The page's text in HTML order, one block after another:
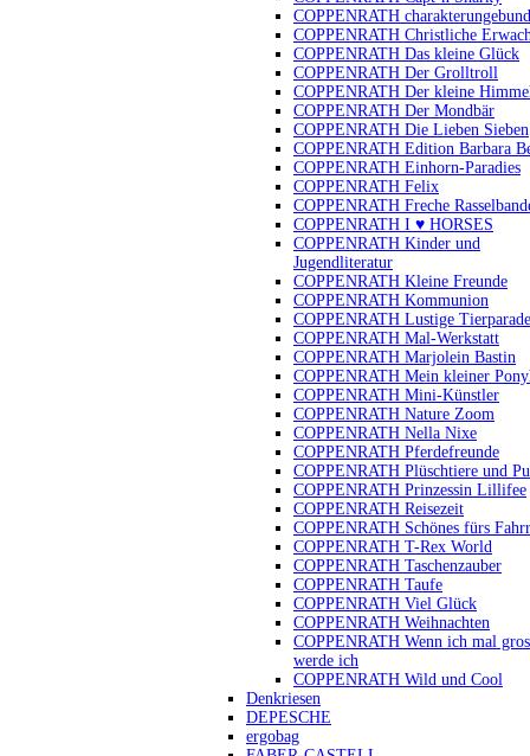
COPPENRATH
COPPENRATH Christliche
COPPENRATH Das kleine Glück
COPPENRATH Der Grolltroll
COPPENRATH Der kleine
COPPENRATH Der Mondbär
COPPENRATH Die Lieben Sieben
COPPENRATH Edition Barbara
COPPENRATH Einhorn-Paradies
COPPENRATH Felix
COPPENRATH Freche
COPPENRATH I ♥ HORSES
COPPENRATH Kinder und
Jugendliteratur
COPPENRATH Kleine Freunde
COPPENRATH Kommunion
COPPENRATH Lustige Tierparade
COPPENRATH Mal-Werkstatt
COPPENRATH Marjolein Bastin
COPPENRATH Mein kleiner
COPPENRATH Mini-Künstler
COPPENRATH Nature Zoom
COPPENRATH Nella Nixe
COPPENRATH Pferdefreunde
COPPENRATH Plüschtiere und
COPPENRATH Prinzessin Lillifee
COPPENRATH Reisezeit
COPPENRATH Schönes fürs
COPPENRATH T-Rex World
COPPENRATH Taschenzauber
COPPENRATH Taufe
COPPENRATH Viel Glück
COPPENRATH Weihnachten
COPPENRATH Wenn ich mal
werde ich
COPPENRATH Wild und Cool
Denkriesen
DEPESCHE
ergobag